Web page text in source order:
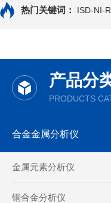
热门关键词： ISD-NI-
产品分
PRODUCTS
合金金属分析仪
金属元素分析仪
铜合金分析仪